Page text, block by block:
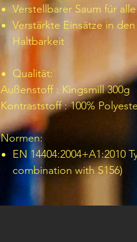
Verstellbarer Saum für
Verstärkte Einsätze in
Haltbarkeit
Qualität:
Außenstoff : Kingsmill 300g
Kontraststoff : 100%
Normen:
EN 14404:2004+A1:2010
combination with S156)